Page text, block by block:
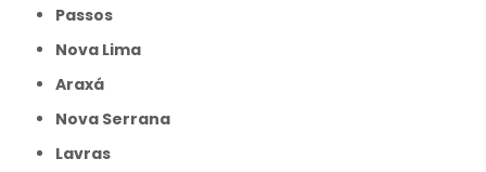
Passos
Nova Lima
Araxá
Nova Serrana
Lavras